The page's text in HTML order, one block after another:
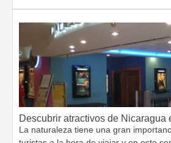
Descubrir atractivos de Nicaragua
La naturaleza tiene una gran